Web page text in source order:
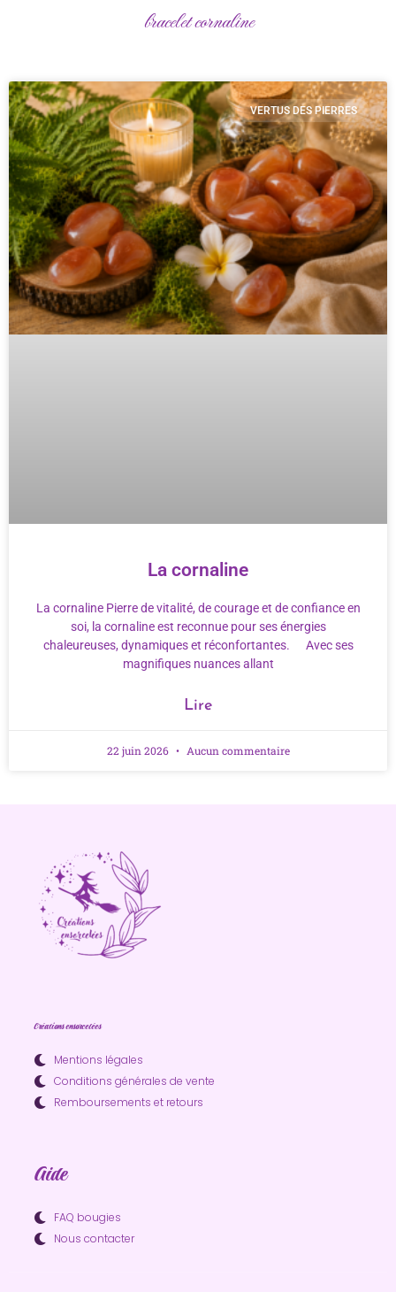
bracelet cornaline
VERTUS DES PIERRES
La cornaline
La cornaline Pierre de vitalité, de courage et de confiance en
soi, la cornaline est reconnue pour ses énergies
chaleureuses, dynamiques et réconfortantes. Avec ses
magnifiques nuances allant
Lire
22 juin 2026 Aucun commentaire
Créations ensorcelées
Mentions légales
Conditions générales de vente
Remboursements et retours
Aide
FAQ bougies
Nous contacter